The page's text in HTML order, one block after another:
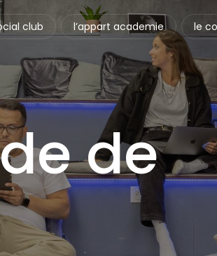
club l’appart academie
le
de